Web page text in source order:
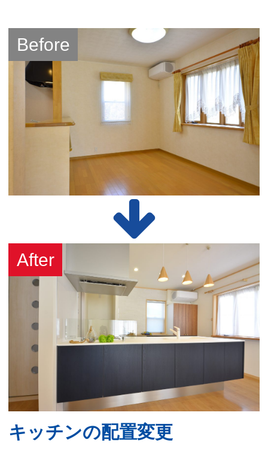
キッチンの配置変更